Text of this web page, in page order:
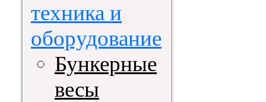
техника и
оборудование
Бункерные
весы